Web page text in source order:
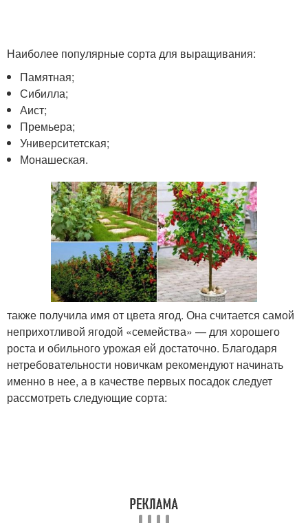
Наиболее популярные сорта для выращивания:
Памятная;
Сибилла;
Аист;
Премьера;
Университетская;
Монашеская.
также получила имя от цвета ягод. Она считается самой
неприхотливой ягодой «семейства» — для хорошего
роста и обильного урожая ей достаточно. Благодаря
нетребовательности новичкам рекомендуют начинать
именно в нее, а в качестве первых посадок следует
рассмотреть следующие сорта: